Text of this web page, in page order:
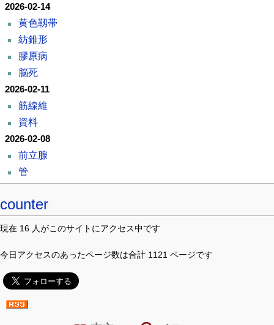
2026-02-14
黄色靱帯
紡錐形
膠原病
脳死
2026-02-11
筋線維
資料
2026-02-08
前立腺
管
counter
現在 16 人がこのサイトにアクセス中です
今日アクセスのあったページ数は合計 1121 ページです